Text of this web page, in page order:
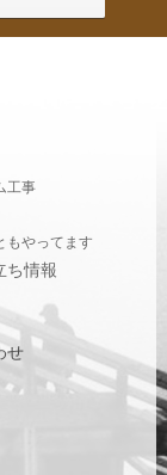
工事
もやってます
ち情報
せ